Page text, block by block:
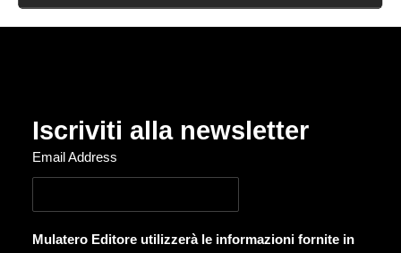
Iscriviti alla newsletter
Email Address
Mulatero Editore utilizzerà le informazioni fornite in